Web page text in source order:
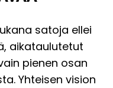
satoja ellei
aikataulutetut
pienen osan
Yhteisen vision